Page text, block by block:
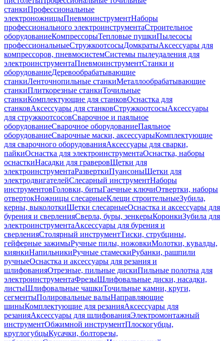
станкиПрофессиональные
электроножницыПневмоинструментНаборы
профессионального электроинструментаСтроительное
оборудованиеКомпрессорыТепловые пушкиПылесосы
профессиональныеСтружкоотсосыДомкратыАксессуары для
компрессоров, пневмосистемСистемы пылеудаления для
электроинструментаПневмоинструментСтанки и
оборудованиеДеревообрабатывающие
станкиЛенточнопильные станкиМеталлообрабатывающие
станкиПлиткорезные станкиТочильные
станкиКомплектующие для станковОснастка для
станковАксессуары для станковСтружкоотсосыАксессуары
для стружкоотсосовСварочное и паяльное
оборудованиеСварочное оборудованиеПаяльное
оборудованиеСварочные маски, аксессуарыКомплектующие
для сварочного оборудованияАксессуары для сварки,
пайкиОснастка для электроинструментаОснастка, наборы
оснасткиНасадки для граверовЩетки для
электроинструментаРазверткиПуансоныЩетки для
электродвигателейСлесарный инструментНаборы
инструментовГоловки, битыГаечные ключиОтвертки, наборы
отвертокНожницы слесарныеКлещи строительныеЗубила,
керны, выколоткиЩетки слесарныеОснастка и аксессуары для
бурения и сверленияСверла, буры, зенкерыКоронкиЗубила для
электроинструментаАксессуары для бурения и
сверленияСтолярный инструментТиски, струбцины,
гейферные зажимыРучные пилы, ножовкиМолотки, кувалды,
киянкиНапильникиРучные стамескиРубанки, рашпили
ручныеОснастка и аксессуары для резания и
шлифованияОтрезные, пильные дискиПильные полотна для
электроинструментаФрезыШлифовальные диски, насадки,
листыШлифовальные чашкиТочильные камни, круги,
сегментыПолировальные валыНаправляющие
шиныКомплектующие для резанияАксессуары для
резанияАксессуары для шлифованияЭлектромонтажный
инструментОбжимной инструментПлоскогубцы,
круглогубцыКусачки, болторезы,